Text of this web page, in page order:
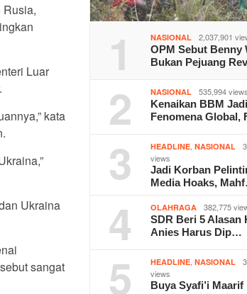
Rusia,
Luar
kata
Ukraina
sangat
1 NASIONAL 2,037,901
OPM Sebut Benny
Bukan Pejuang
2 NASIONAL 535,994 views
Kenaikan BBM Jadi
Fenomena Global,
3 HEADLINE ,NASIONAL
views
Jadi Korban
Media Hoaks,
4 OLAHRAGA 382,775
SDR Beri 5 Alasan
Anies Harus Dip…
5 HEADLINE ,NASIONAL
views
Buya Syafi’i Maarif